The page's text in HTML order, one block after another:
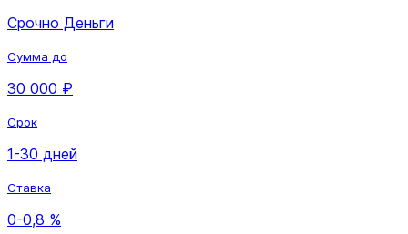
Срочно Деньги
Сумма до
30 000 ₽
Срок
1-30 дней
Ставка
0-0,8 %